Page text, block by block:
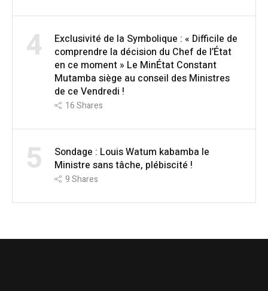
4
Exclusivité de la Symbolique : « Difficile de
comprendre la décision du Chef de l’État
en ce moment » Le MinÉtat Constant
Mutamba siège au conseil des Ministres
de ce Vendredi !
16Shares
5
Sondage : Louis Watum kabamba le
Ministre sans tâche, plébiscité !
9Shares